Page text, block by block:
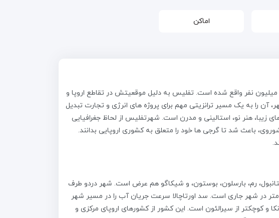
اماکن
تفلیس پایتخت گرجستان و بزرگترین شهر این کشور است که در سواحل رودخانه کورا (کر) با جمعیتی حدود 1.5 میلیون نفر واقع شده است. تفلیس به دلیل موقعیتش در تقاطع اروپا و
را به یک مسیر ترانزیتی مهم برای پروژه های انرژی و تجارت تبدیل
هنر نو، استالینی و مدرن است. شهرتفلیس از لحاظ جغرافیایی
باعث شد تا گرجی ها خود را متعلق به کشوری اروپایی بدانند.
دارد و با شهرهای تاشکند، استانبول، رم، بارسلون، بوستون، و شیکاگو هم عرض است. شهر دردو طرف
در درون دره‌ای گسترده‌است. این رود که از کوه‌های ترکیه سرچشمه می‌گیرد به طول 36 کیلومتر در شهر جاری است. سد اورتاچالا سرعت جریان آب را در مسیر شهر
کاهش می‌دهد و رژیم آبی آن را تنظیم می‌کند. ‏‏مساحت گرجستان 69,900 کیلومتر مربع و اندکی بزرگتر از‎ سریلانکا و کوچکتر از‎ ‎سیرالئون‎ ‎است‎.‎‏ این کشور از ‏کشورهای اروپای مرکزی و